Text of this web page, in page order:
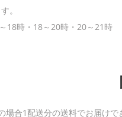
。
18時・18～20時・20～21時
合1配送分の送料でお届けで